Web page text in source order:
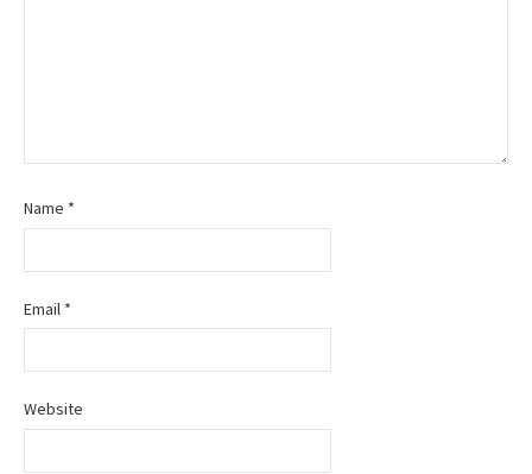
i
o
n
Name *
Email *
Website